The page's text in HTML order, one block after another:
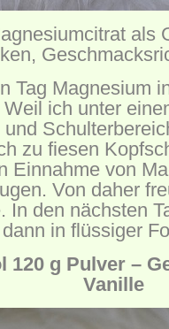
als
Tag Magnesium
ich unter
und
zu fiesen
Einnahme von
Von daher
In den nächsten
in flüssiger
120 g Pulver –
Vanille